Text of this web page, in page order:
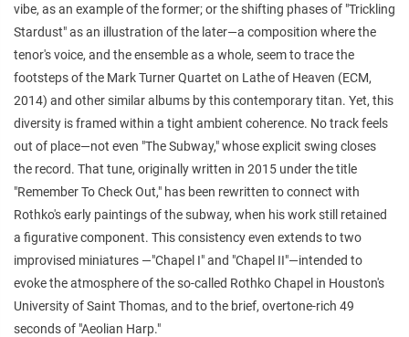
vibe, as an example of the former; or the shifting phases of "Trickling
Stardust" as an illustration of the later—a composition where the
tenor's voice, and the ensemble as a whole, seem to trace the
footsteps of the Mark Turner Quartet on Lathe of Heaven (ECM,
2014) and other similar albums by this contemporary titan. Yet, this
diversity is framed within a tight ambient coherence. No track feels
out of place—not even "The Subway," whose explicit swing closes
the record. That tune, originally written in 2015 under the title
"Remember To Check Out," has been rewritten to connect with
Rothko's early paintings of the subway, when his work still retained
a figurative component. This consistency even extends to two
improvised miniatures —"Chapel I" and "Chapel II"—intended to
evoke the atmosphere of the so-called Rothko Chapel in Houston's
University of Saint Thomas, and to the brief, overtone-rich 49
seconds of "Aeolian Harp."